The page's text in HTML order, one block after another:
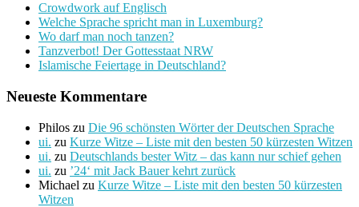
Crowdwork auf Englisch
Welche Sprache spricht man in Luxemburg?
Wo darf man noch tanzen?
Tanzverbot! Der Gottesstaat NRW
Islamische Feiertage in Deutschland?
Neueste Kommentare
Philos zu Die 96 schönsten Wörter der Deutschen Sprache
ui. zu Kurze Witze – Liste mit den besten 50 kürzesten Witzen
ui. zu Deutschlands bester Witz – das kann nur schief gehen
ui. zu ’24‘ mit Jack Bauer kehrt zurück
Michael zu Kurze Witze – Liste mit den besten 50 kürzesten
Witzen